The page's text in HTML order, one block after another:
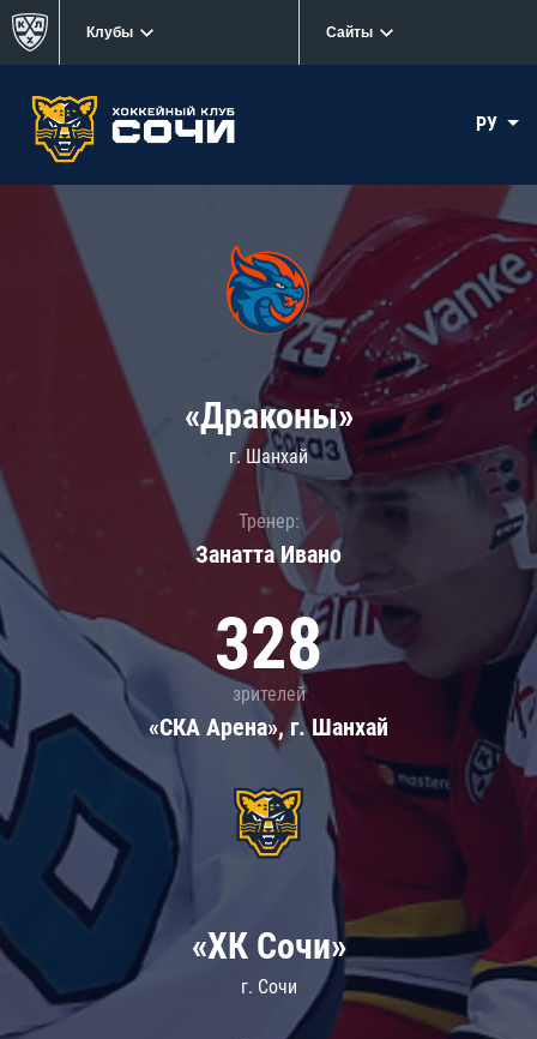
Клубы Сайты
РУ
«Драконы»
г. Шанхай
Тренер:
Занатта Иванo
328
зрителей
«СКА Арена», г. Шанхай
«ХК Сочи»
г. Сочи